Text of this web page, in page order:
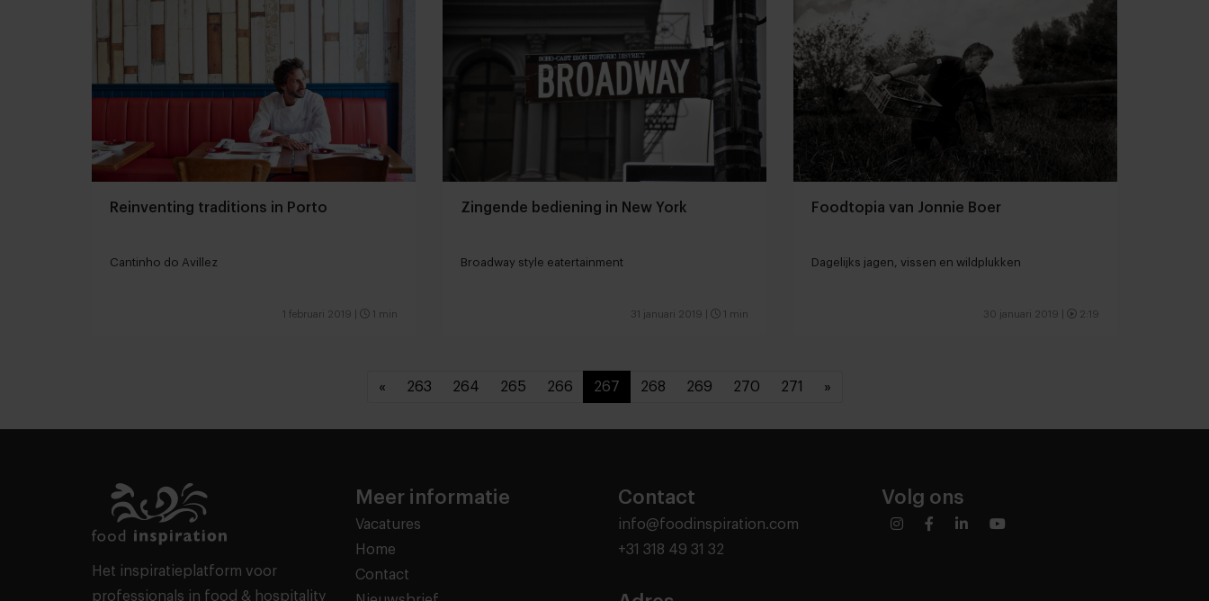
Reinventing traditions in Porto
Cantinho do Avillez
1 februari 2019 1 min
Zingende bediening in New York
Broadway style eatertainment
31 januari 2019 1 min
Foodtopia van Jonnie Boer
Dagelijks jagen, vissen en wildplukken
30 januari 2019 2:19
« 263 264 265 266 267 268 269 270 271 »
Het inspiratieplatform voor
professionals in food & hospitality
Meer informatie
Vacatures
Home
Contact
Contact
info@foodinspiration.com
+31 318 49 31 32
Volg ons